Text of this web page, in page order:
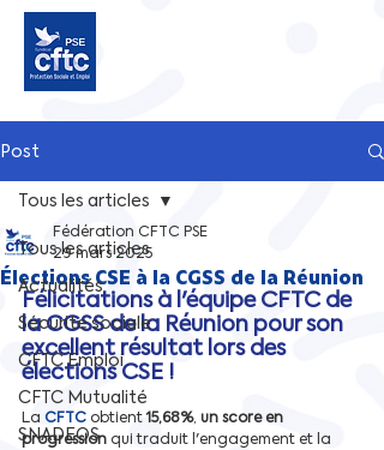
Post
Tous les articles
Actualités
Sécurite sociale
CFTC Emploi
CFTC Mutualité
SNADEOS
Tous les articles
Élections CSE à la CGSS de la Réunion
Fédération CFTC PSE
29 mars 2025
Félicitations à l'équipe CFTC de
la CGSS de la Réunion pour son
excellent résultat lors des
élections CSE !
La CFTC obtient 15,68%, un score en
progression qui traduit l'engagement et la